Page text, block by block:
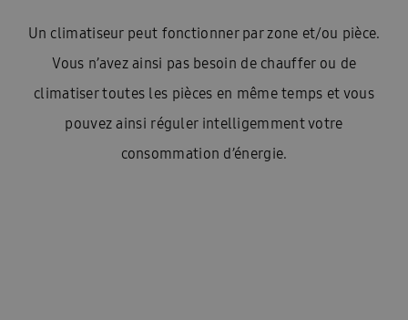
Un climatiseur peut fonctionner par zone et/ou pièce.
Vous n’avez ainsi pas besoin de chauffer ou de
climatiser toutes les pièces en même temps et vous
pouvez ainsi réguler intelligemment votre
consommation d’énergie.